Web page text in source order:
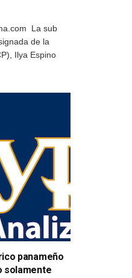
La sub
de la
Ilya Espino
panameño
solamente